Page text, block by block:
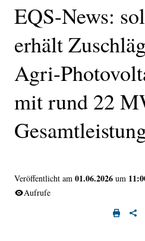
EQS-News:
erhält
Agri-
mit rund 22
Veröffentlicht am 01.06.2026 um
Aufrufe